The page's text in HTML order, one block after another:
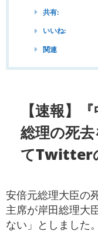
共有:
いいね:
関連
【速報】
総理の死
てTwitter
安倍元総理大臣の
主席が岸田総理大
ない」としました。